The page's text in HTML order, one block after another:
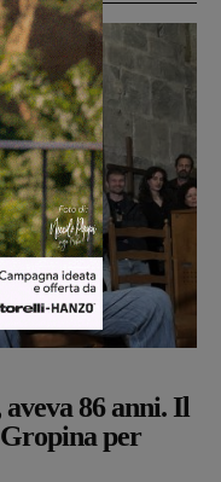
86 anni. Il
Gropina per